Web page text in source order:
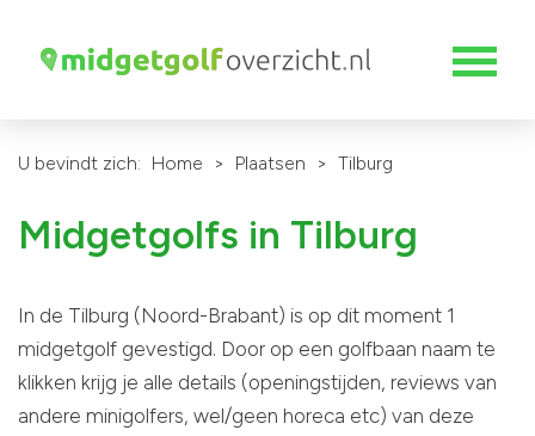
U bevindt zich: Home > Plaatsen > Tilburg
Midgetgolfs in Tilburg
In de Tilburg (Noord-Brabant) is op dit moment 1
midgetgolf gevestigd. Door op een golfbaan naam te
klikken krijg je alle details (openingstijden, reviews van
andere minigolfers, wel/geen horeca etc) van deze